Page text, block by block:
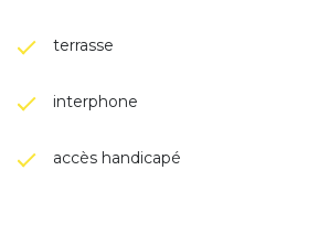
terrasse
interphone
accès handicapé